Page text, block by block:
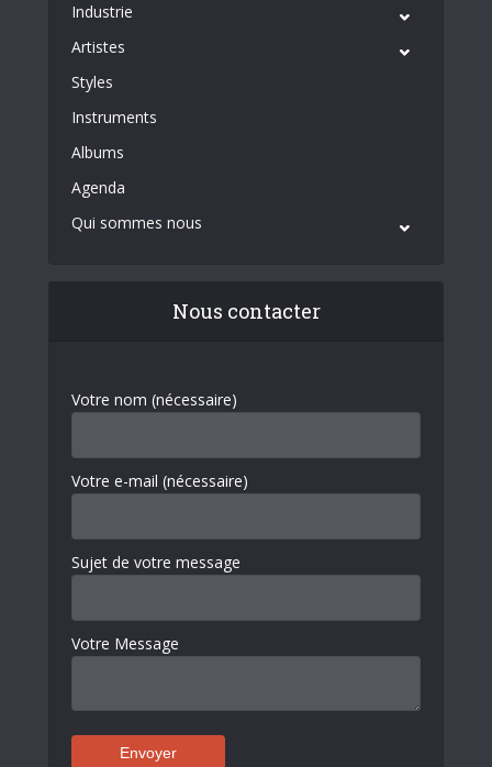
Industrie
Artistes
Styles
Instruments
Albums
Agenda
Qui sommes nous
Nous contacter
Votre nom (nécessaire)
Votre e-mail (nécessaire)
Sujet de votre message
Votre Message